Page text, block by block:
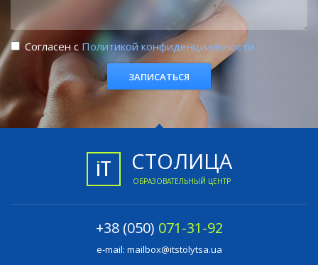
Cогласен с Политикой конфиденциальности
СТОЛИЦА
ОБРАЗОВАТЕЛЬНЫЙ ЦЕНТР
+38 (050) 071-31-92
e-mail: mailbox@itstolytsa.ua